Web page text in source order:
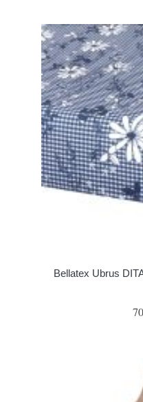
Bellatex Ubrus